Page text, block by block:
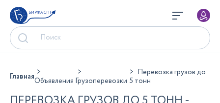
БИРЖА СНГ
ГлавнаяОбъявления Грузоперевозки
Перевозка грузов до
5 тонн